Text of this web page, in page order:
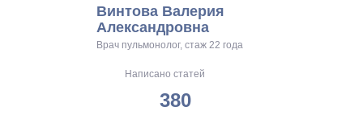
Винтова Валерия
Александровна
Врач пульмонолог, стаж 22 года
Написано статей
380